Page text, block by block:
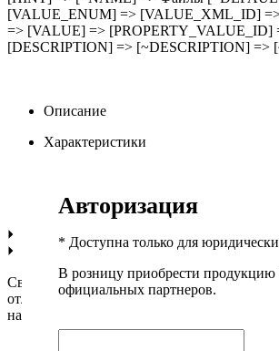
[VALUE_ENUM] => [VALUE_XML_ID]
=> [VALUE] => [PROPERTY_VALUE_ID]
[DESCRIPTION] => [~DESCRIPTION] =>
Описание
Характеристики
Оплата
Светодиодная лампаРЕКОРД LED А70-U
отличается стабильной работой и
напряжения в электросети.
Авторизация
* Доступна только для
В розницу приобрести
официальных партнеров.